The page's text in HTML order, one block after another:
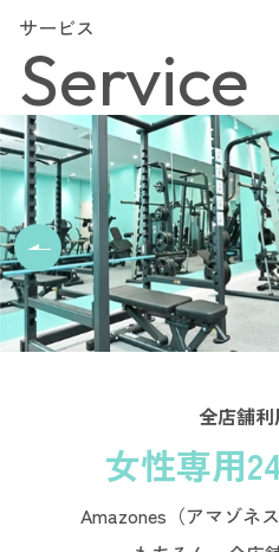
サービス
Service
全店舗
女性専用
Amazones（アマゾネ